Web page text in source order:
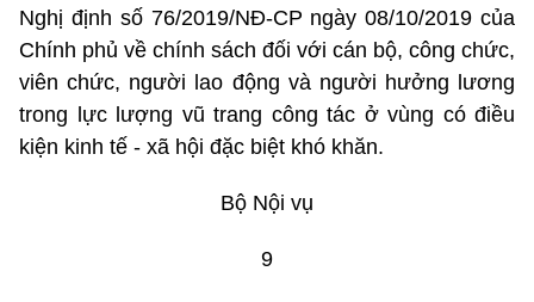
Nghị định số 76/2019/NĐ-CP ngày 08/10/2019 của
Chính phủ về chính sách đối với cán bộ, công chức,
viên chức, người lao động và người hưởng lương
trong lực lượng vũ trang công tác ở vùng có điều
kiện kinh tế - xã hội đặc biệt khó khăn.
Bộ Nội vụ
9